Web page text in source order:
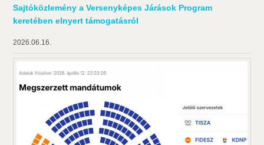
Sajtóközlemény a Versenyképes Járások Program
keretében elnyert támogatásról
2026.06.16.